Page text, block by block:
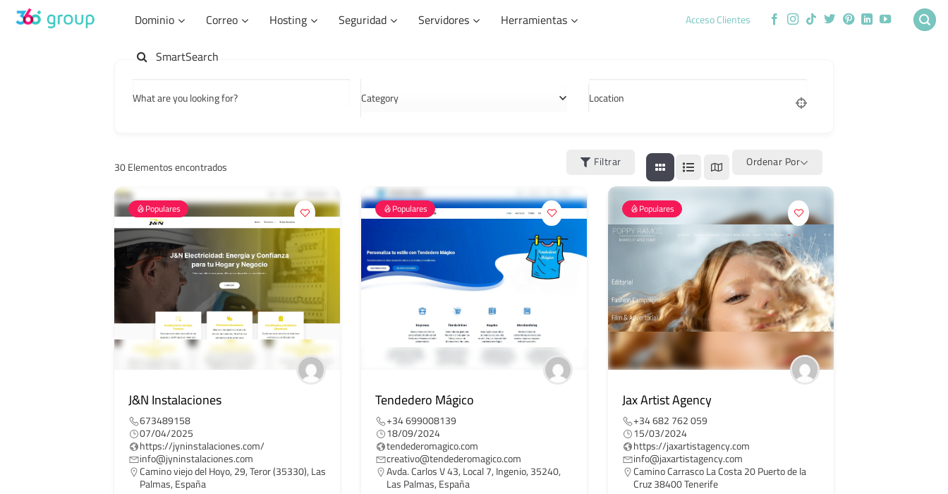
Saltar
Dominio Correo Hosting Seguridad Servidores
Herramientas
SmartSearch
Acceso Clientes
What are you looking for? Category Location
30Elementos encontrados Filtrar Ordenar Por
Populares
J&N Instalaciones
673489158
07/04/2025
https://jyninstalaciones.com/
info@jyninstalaciones.com
Camino viejo del Hoyo, 29, Teror (35330), Las
Palmas, España
Populares
Tendedero Mágico
+34 699008139
18/09/2024
tendederomagico.com
creativo@tendederomagico.com
Avda. Carlos V 43, Local 7, Ingenio, 35240,
Las Palmas, España
Populares
Jax Artist Agency
+34 682 762 059
15/03/2024
https://jaxartistagency.com
info@jaxartistagency.com
Camino Carrasco La Costa 20 Puerto de la
Cruz 38400 Tenerife